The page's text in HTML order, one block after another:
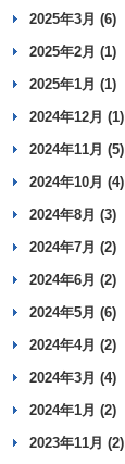
2025年3月 (6)
2025年2月 (1)
2025年1月 (1)
2024年12月 (1)
2024年11月 (5)
2024年10月 (4)
2024年8月 (3)
2024年7月 (2)
2024年6月 (2)
2024年5月 (6)
2024年4月 (2)
2024年3月 (4)
2024年1月 (2)
2023年11月 (2)